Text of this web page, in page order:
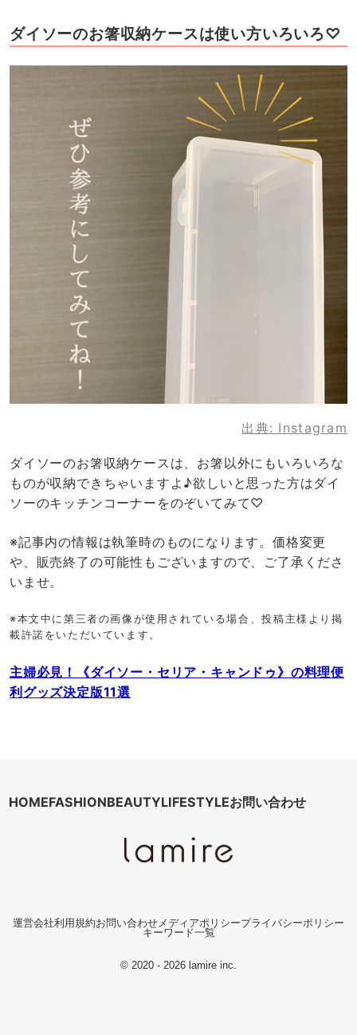
ダイソーのお箸収納ケースは使い方いろいろ♡
出典: Instagram
ダイソーのお箸収納ケースは、お箸以外にもいろいろな
ものが収納できちゃいますよ♪欲しいと思った方はダイ
ソーのキッチンコーナーをのぞいてみて♡
※記事内の情報は執筆時のものになります。価格変更
や、販売終了の可能性もございますので、ご了承くださ
いませ。
※本文中に第三者の画像が使用されている場合、投稿主様より掲
載許諾をいただいています。
主婦必見！《ダイソー・セリア・キャンドゥ》の料理便
利グッズ決定版11選
HOMEFASHIONBEAUTYLIFESTYLEお問い合わせ
運営会社利用規約お問い合わせメディアポリシープライバシーポリシー
キーワード一覧
© 2020 - 2026 lamire inc.